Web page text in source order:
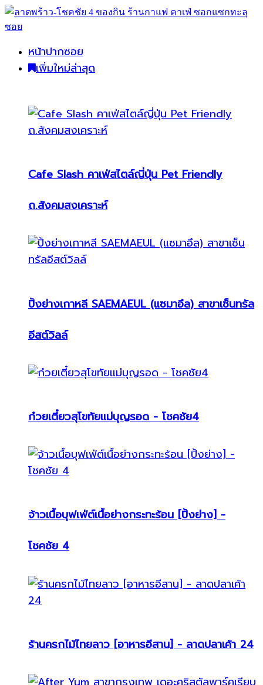
หน้าปากซอย
เพิ่มใหม่ล่าสุด
Cafe Slash คาเฟ่สไตล์ญี่ปุ่น Pet Friendly
ถ.สังคมสงเคราะห์
ปิ้งย่างเกาหลี SAEMAEUL (แซมาอึล) สาขาเซ็นทรัล
อีสต์วิลล์
ก๋วยเตี๋ยวสุโขทัยแม่บุญรอด - โชคชัย4
จ้าวเนื้อบุฟเฟ่ต์เนื้อย่างกระทะร้อน [ปิ้งย่าง] -
โชคชัย 4
ร้านครกไม้ไทยลาว [อาหารอีสาน] - ลาดปลาเค้า 24